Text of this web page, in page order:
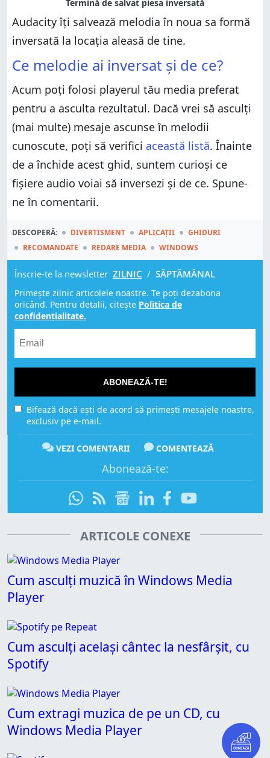
Audacity îți salvează melodia în noua sa formă
inversată la locația aleasă de tine.
Ce melodie ai inversat și de ce?
Acum poți folosi playerul tău media preferat
pentru a asculta rezultatul. Dacă vrei să asculți
(mai multe) mesaje ascunse în melodii
cunoscute, poți să verifici această listă. Înainte
de a închide acest ghid, suntem curioși ce
fișiere audio voiai să inversezi și de ce. Spune-
ne în comentarii.
DESCOPERĂ: DIVERTISMENT APLICAȚII
GHIDURI
RECOMANDATE
REDARE MEDIA WINDOWS
Înscrie-te la newsletter ZILNIC / SĂPTĂMÂNAL
Primește zilnic articolele noastre. Te poți dezabona
oricând. Pentru detalii, citește Politica de
confidențialitate.
ABONEAZĂ-TE!
Bifează dacă ești de acord să primești mesajele noastre,
exclusiv pe e-mail.
VEZI COMENTARII COMENTEAZĂ
Abonează-te:
ARTICOLE CONEXE
Cum asculți muzică în Windows Media
Player
Cum asculți același cântec la nesfârșit, cu
Spotify
Cum extragi muzica de pe un CD, cu
Windows Media Player